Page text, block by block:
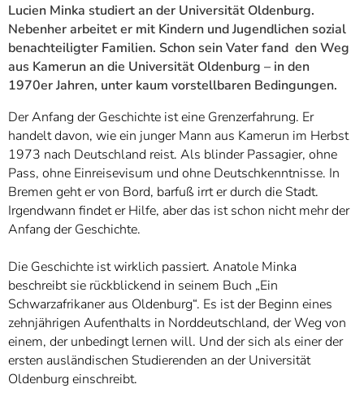
Lucien Minka studiert an der Universität Oldenburg.
Nebenher arbeitet er mit Kindern und Jugendlichen sozial
benachteiligter Familien. Schon sein Vater fand den Weg
aus Kamerun an die Universität Oldenburg – in den
1970er Jahren, unter kaum vorstellbaren Bedingungen.
Der Anfang der Geschichte ist eine Grenzerfahrung. Er
handelt davon, wie ein junger Mann aus Kamerun im Herbst
1973 nach Deutschland reist. Als blinder Passagier, ohne
Pass, ohne Einreisevisum und ohne Deutschkenntnisse. In
Bremen geht er von Bord, barfuß irrt er durch die Stadt.
Irgendwann findet er Hilfe, aber das ist schon nicht mehr der
Anfang der Geschichte.
Die Geschichte ist wirklich passiert. Anatole Minka
beschreibt sie rückblickend in seinem Buch „Ein
Schwarzafrikaner aus Oldenburg“. Es ist der Beginn eines
zehnjährigen Aufenthalts in Norddeutschland, der Weg von
einem, der unbedingt lernen will. Und der sich als einer der
ersten ausländischen Studierenden an der Universität
Oldenburg einschreibt.